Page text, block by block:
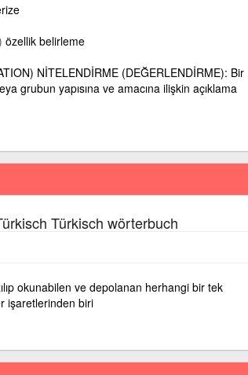
özellik belirleme
NİTELENDİRME (DEĞERLENDİRME): Bir
grubun yapısına ve amacına ilişkin açıklama
Türkisch wörterbuch
okunabilen ve depolanan herhangi bir tek
işaretlerinden biri